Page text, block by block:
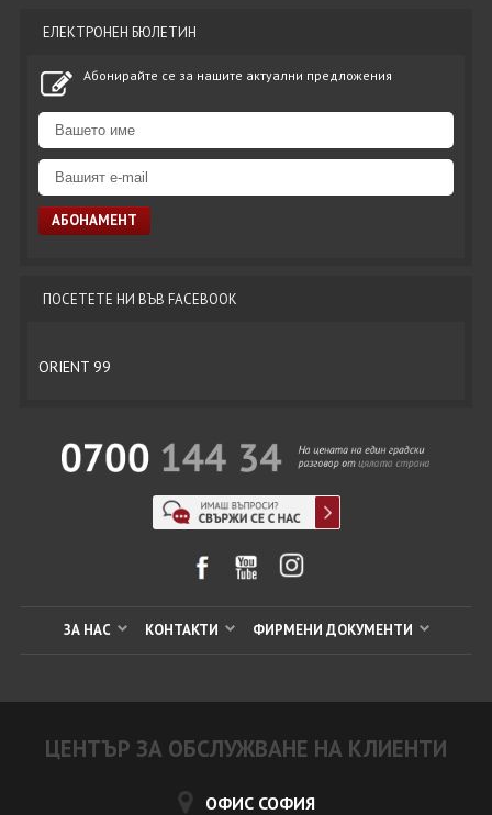
ЕЛЕКТРОНЕН БЮЛЕТИН
Абонирайте се за нашите актуални предложения
ПОСЕТЕТЕ НИ ВЪВ FACEBOOK
ORIENT 99
ЗА НАС КОНТАКТИ ФИРМЕНИ ДОКУМЕНТИ
ЦЕНТЪР ЗА ОБСЛУЖВАНЕ НА КЛИЕНТИ
ОФИС СОФИЯ